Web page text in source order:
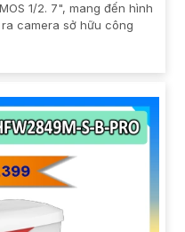
1/2. 7", mang đến hình
camera sở hữu công